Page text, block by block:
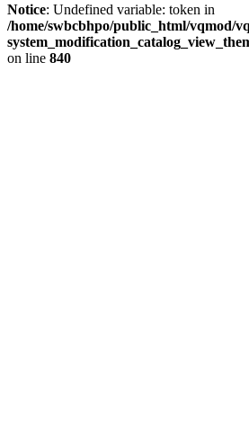
Notice: Undefined variable: token in
/home/swbcbhpo/public_html/vqmod/
on line 840